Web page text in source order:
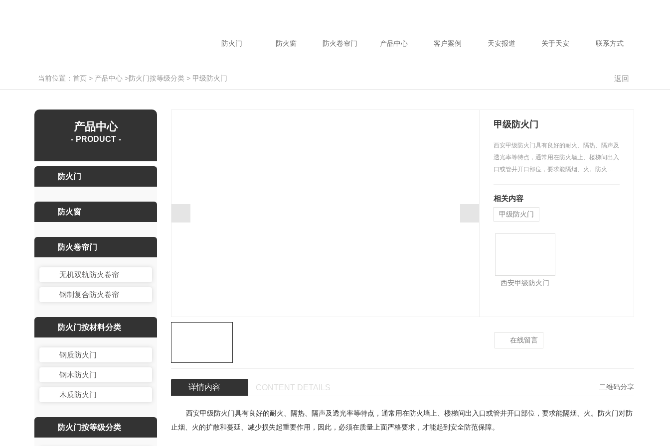
防火门 防火窗 防火卷帘门 产品中心 客户案例 天安报道 关于天安 联系方式
当前位置： 首页 > 产品中心 >防火门按等级分类 > 甲级防火门 返回
产品中心
PRODUCT
防火门
防火窗
防火卷帘门
无机双轨防火卷帘
钢制复合防火卷帘
防火门按材料分类
钢质防火门
钢木防火门
木质防火门
防火门按等级分类
甲级防火门
西安甲级防火门具有良好的耐火、隔热、隔声及
透光率等特点，通常用在防火墙上、楼梯间出入
口或管井开口部位，要求能隔烟、火。防火…
相关内容
甲级防火门
西安甲级防火门
在线留言
详情内容 CONTENT DETAILS 二维码分享
西安甲级防火门具有良好的耐火、隔热、隔声及透光率等特点，通常用在防火墙上、楼梯间出入口或管井开口部位，要求能隔烟、火。防火门对防
止烟、火的扩散和蔓延、减少损失起重要作用，因此，必须在质量上面严格要求，才能起到安全防范保障。